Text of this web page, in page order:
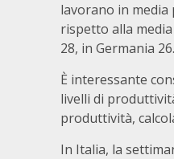
lavorano in media
rispetto alla
28, in Germania 26.
È interessante
livelli di
produttività,
In Italia, la